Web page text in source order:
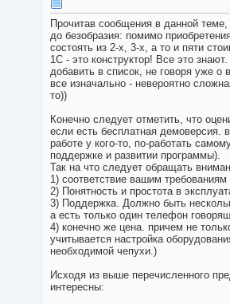
Прочитав сообщения в данной
до безобразия: помимо
состоять из 2-х, 3-х, а то и пяти
1С - это конструктор! Все это
добавить в список, не говоря уже о
все изначально - невероятно
то))
Конечно следует отметить, что
если есть бесплатная демоверсия.
работе у кого-то, по-работать
поддержке и развитии программы).
Так на что следует обращать
1) соответствие вашим
2) Понятность и простота в
3) Поддержка. Должно быть
а есть только один телефон
4) конечно же цена. причем не
учитывается настройка
необходимой чепухи.)
Исходя из выше перечисленного
интересны: